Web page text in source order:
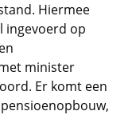
Hiermee
ingevoerd op
minister
Er komt een